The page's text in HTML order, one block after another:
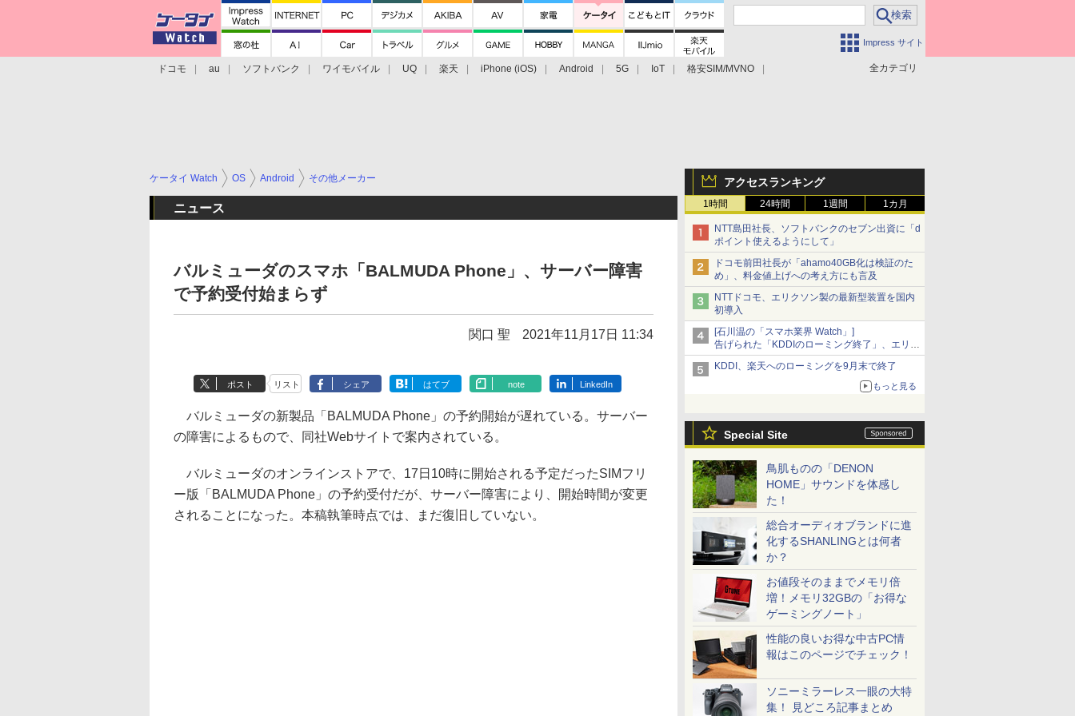
Impress サイト
全カテゴリ
ドコモ au ソフトバンク ワイモバイル UQ 楽天 iPhone (iOS) Android 5G IoT
格安SIM/MVNO
アクセスランキング
1時間 24時間 1週間 1カ月
NTT島田社長、ソフトバンクのセブン出資に「d
ポイント使えるようにして」
ドコモ前田社長が「ahamo40GB化は検証のた
め」、料金値上げへの考え方にも言及
NTTドコモ、エリクソン製の最新型装置を国内
初導入
[石川温の「スマホ業界 Watch」]
告げられた「KDDIのローミング終了」、エリア
マップの落とし穴と楽天モバイルの課題
KDDI、楽天へのローミングを9月末で終了
もっと見る
Special Site
鳥肌ものの「DENON
HOME」サウンドを体感し
た！
総合オーディオブランドに進
化するSHANLINGとは何者
か？
お値段そのままでメモリ倍
増！メモリ32GBの「お得な
ゲーミングノート」
性能の良いお得な中古PC情
報はこのページでチェック！
ソニーミラーレス一眼の大特
集！ 見どころ記事まとめ
ケータイ Watch OS Android その他メーカー
ニュース
バルミューダのスマホ「BALMUDA Phone」、サーバー障害
で予約受付始まらず
関口 聖 2021年11月17日 11:34
ポスト リスト シェア はてブ note LinkedIn
バルミューダの新製品「BALMUDA Phone」の予約開始が遅れている。サーバー
の障害によるもので、同社Webサイトで案内されている。
バルミューダのオンラインストアで、17日10時に開始される予定だったSIMフリ
ー版「BALMUDA Phone」の予約受付だが、サーバー障害により、開始時間が変更
されることになった。本稿執筆時点では、まだ復旧していない。